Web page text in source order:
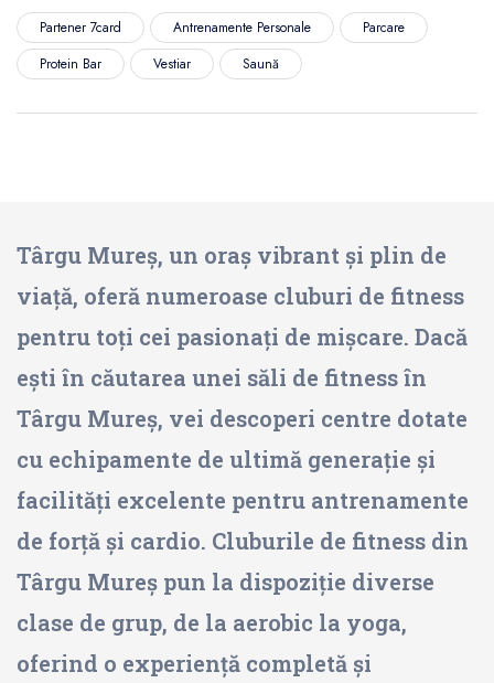
Partener 7card Antrenamente Personale
Parcare
Protein Bar
Vestiar Saună
Târgu Mureș, un oraș vibrant și plin de
viață, oferă numeroase cluburi de fitness
pentru toți cei pasionați de mișcare. Dacă
ești în căutarea unei săli de fitness în
Târgu Mureș, vei descoperi centre dotate
cu echipamente de ultimă generație și
facilități excelente pentru antrenamente
de forță și cardio. Cluburile de fitness din
Târgu Mureș pun la dispoziție diverse
clase de grup, de la aerobic la yoga,
oferind o experiență completă și